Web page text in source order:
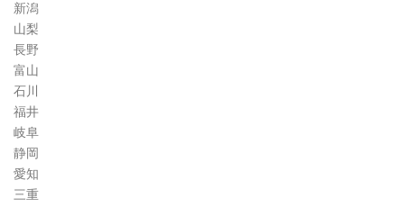
新潟
山梨
長野
富山
石川
福井
岐阜
静岡
愛知
三重